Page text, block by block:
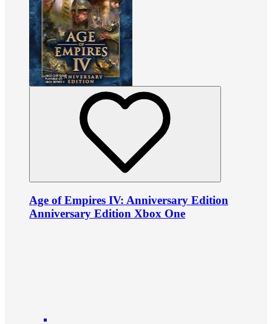
Age of Empires IV: Anniversary Edition
Anniversary Edition Xbox One